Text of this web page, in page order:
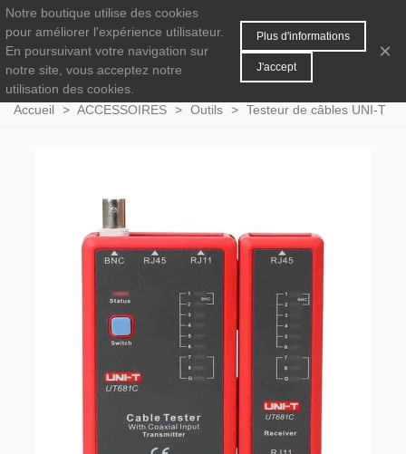
0 MENU
Accueil > ACCESSOIRES > Outils > Testeur de câbles UNI-T
Notre boutique utilise des cookies
pour améliorer l'expérience utilisateur.
En poursuivant votre navigation sur
notre site, vous acceptez notre
utilisation des cookies.
Plus d'informations
J'accept
×